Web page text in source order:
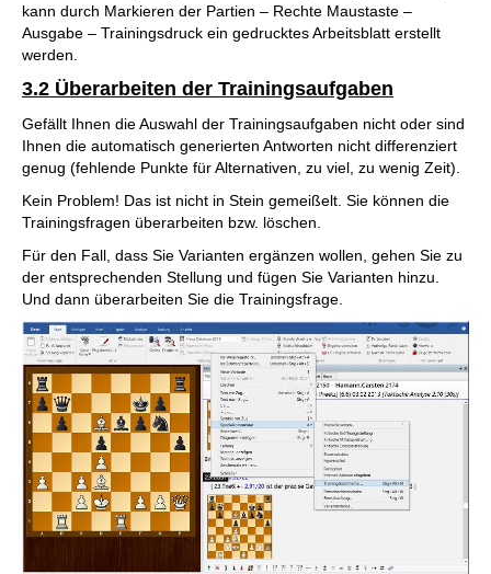
kann durch Markieren der Partien – Rechte Maustaste –
Ausgabe – Trainingsdruck ein gedrucktes Arbeitsblatt erstellt
werden.
3.2 Überarbeiten der Trainingsaufgaben
Gefällt Ihnen die Auswahl der Trainingsaufgaben nicht oder sind
Ihnen die automatisch generierten Antworten nicht differenziert
genug (fehlende Punkte für Alternativen, zu viel, zu wenig Zeit).
Kein Problem! Das ist nicht in Stein gemeißelt. Sie können die
Trainingsfragen überarbeiten bzw. löschen.
Für den Fall, dass Sie Varianten ergänzen wollen, gehen Sie zu
der entsprechenden Stellung und fügen Sie Varianten hinzu.
Und dann überarbeiten Sie die Trainingsfrage.